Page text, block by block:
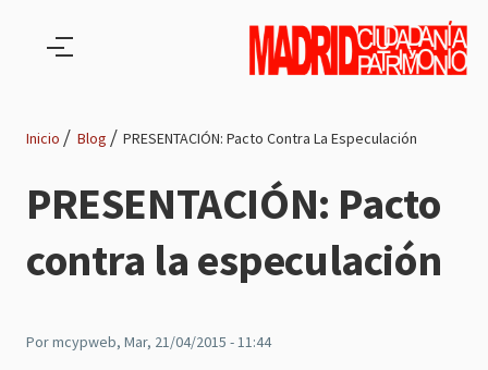
Ruta
de
navegación
Inicio Blog PRESENTACIÓN: Pacto Contra La Especulación
PRESENTACIÓN: Pacto
contra la especulación
Pormcypweb, Mar, 21/04/2015 - 11:44